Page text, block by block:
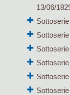
13/06/
Sottoserie
Sottoserie
Sottoserie
Sottoserie
Sottoserie
Sottoserie